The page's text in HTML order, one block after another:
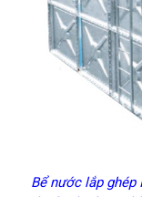
Bể nước lắp